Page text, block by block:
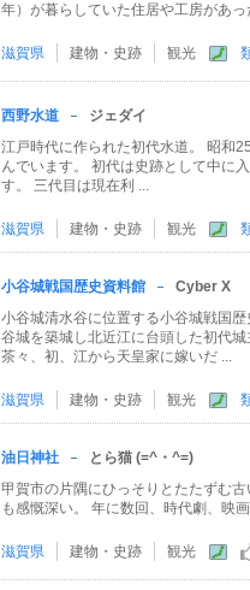
年）が暮らしていた住居や工房があ
滋賀県 建物・史跡 観光
西野水道 ジェダイ
江戸時代に作られた初代水道。 昭和
んでいます。 初代は史跡として中に
す。 三代目は現在利 ...
滋賀県 建物・史跡 観光
小谷城戦国歴史資料館 Cyber X
小谷城清水谷に位置する小谷城戦国
谷城を築城し北近江に台頭した初代
茶々、初、江から天皇家に嫁いだ ...
滋賀県 建物・史跡 観光
油日神社 とら猫 (=^・^=)
甲賀市の片隅にひっそりとたたずむ
も感慨深い。 年に数回、時代劇、映
滋賀県 建物・史跡 観光